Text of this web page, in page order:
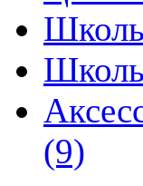
(9)